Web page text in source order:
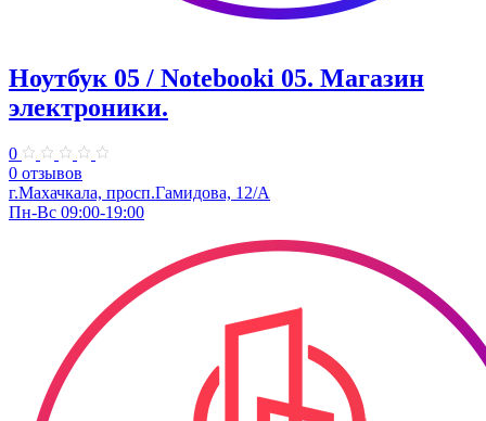
Ноутбук 05 / Notebooki 05. ​Магазин
электроники.
0
0 отзывов
г.Махачкала, просп.Гамидова, 12/А
Пн-Вс 09:00-19:00